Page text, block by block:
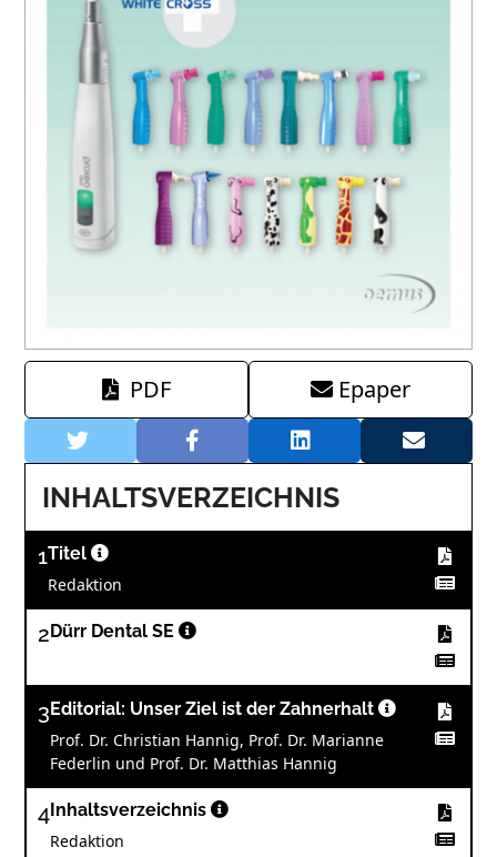
PDF Epaper
INHALTSVERZEICHNIS
1Titel
Redaktion
2 Dürr Dental SE
3 Editorial: Unser Ziel ist der Zahnerhalt
Prof. Dr. Christian Hannig, Prof. Dr. Marianne
Federlin und Prof. Dr. Matthias Hannig
4 Inhaltsverzeichnis
Redaktion